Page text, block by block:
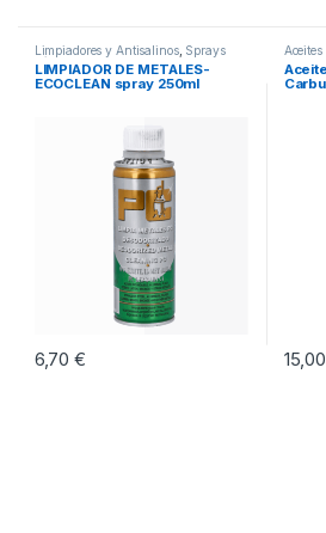
Limpiadores y Antisalinos, Sprays
Técnicos Marinos
LIMPIADOR DE METALES-
ECOCLEAN spray 250ml
6,70€
Marinos
15,00